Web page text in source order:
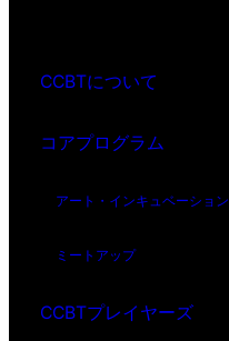
CCBTについて
コアプログラム
アート・インキュベーション
ミートアップ
CCBTプレイヤーズ